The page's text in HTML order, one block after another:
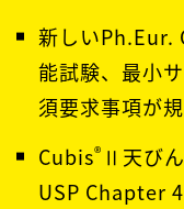
新しいPh.Eur.
能試験、最小
須要求事項が
Cubis® Ⅱ天び
USP Chapter